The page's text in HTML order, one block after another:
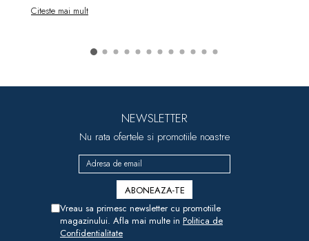
Citeste mai mult
NEWSLETTER
Nu rata ofertele si promotiile noastre
Vreau sa primesc newsletter cu promotiile
magazinului. Afla mai multe in Politica de
Confidentialitate